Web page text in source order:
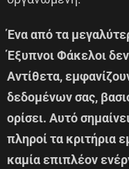
Ένα από τα
Έξυπνοι Φάκελοι
Αντίθετα,
δεδομένων σας,
ορίσει. Αυτό
πληροί τα κριτήρια
καμία επιπλέον